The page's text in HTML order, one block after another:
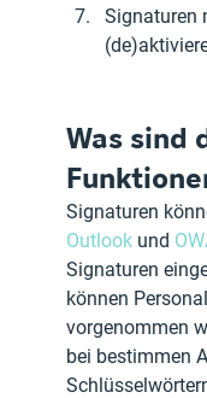
Signaturen
Was sind
Signaturen
Outlook und
Signaturen
können
vorgenommen
bei bestimmen